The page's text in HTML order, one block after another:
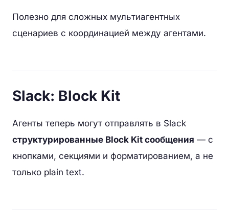
Полезно для сложных мультиагентных
сценариев с координацией между агентами.
Slack: Block Kit
Агенты теперь могут отправлять в Slack
структурированные Block Kit сообщения — с
кнопками, секциями и форматированием, а не
только plain text.